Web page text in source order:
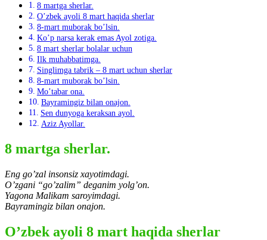
8 martga sherlar.
O’zbek ayoli 8 mart haqida sherlar
8-mart muborak bo’lsin.
Ko’p narsa kerak emas Ayol zotiga.
8 mart sherlar bolalar uchun
Ilk muhabbatimga.
Singlimga tabrik – 8 mart uchun sherlar
8-mart muborak bo’lsin.
Mo’tabar ona.
Bayramingiz bilan onajon.
Sen dunyoga keraksan ayol.
Aziz Ayollar.
8 martga sherlar.
Eng go’zal insonsiz xayotimdagi.
O’zgani “go’zalim” deganim yolg’on.
Yagona Malikam saroyimdagi.
Bayramingiz bilan onajon.
O’zbek ayoli 8 mart haqida sherlar